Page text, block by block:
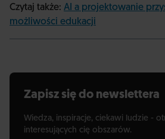
Czytaj także: AI a projektowanie
możliwości edukacji
Zapisz się do newslettera
Wiedza, inspiracje, ciekawi ludzie -
interesujących cię obszarów.